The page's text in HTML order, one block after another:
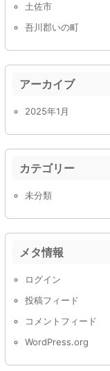
土佐市
吾川郡いの町
アーカイブ
2025年1月
カテゴリー
未分類
メタ情報
ログイン
投稿フィード
コメントフィード
WordPress.org